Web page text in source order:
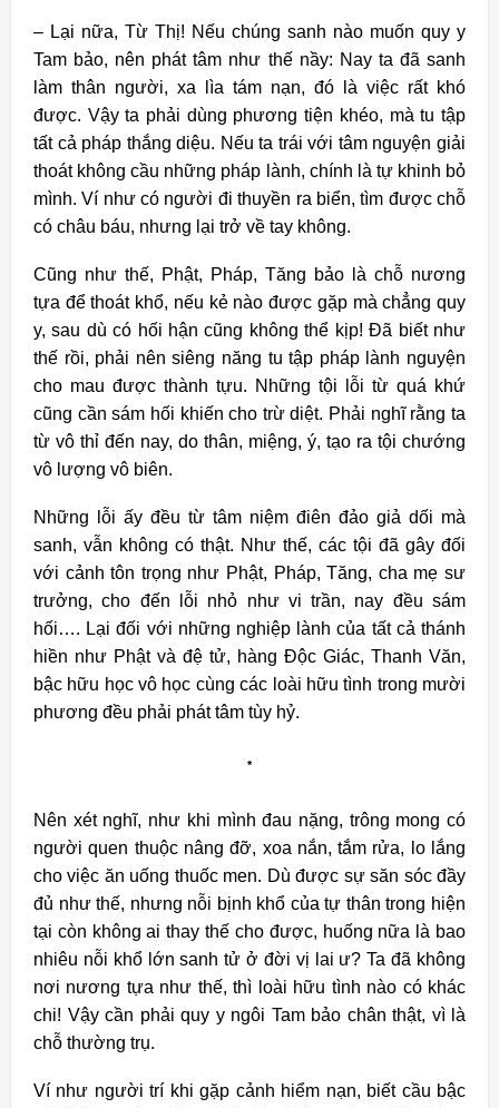
– Lại nữa, Từ Thị! Nếu chúng sanh nào muốn quy y
Tam bảo, nên phát tâm như thế nầy: Nay ta đã sanh
làm thân người, xa lìa tám nạn, đó là việc rất khó
được. Vậy ta phải dùng phương tiện khéo, mà tu tập
tất cả pháp thắng diệu. Nếu ta trái với tâm nguyện giải
thoát không cầu những pháp lành, chính là tự khinh bỏ
mình. Ví như có người đi thuyền ra biển, tìm được chỗ
có châu báu, nhưng lại trở về tay không.
Cũng như thế, Phật, Pháp, Tăng bảo là chỗ nương
tựa để thoát khổ, nếu kẻ nào được gặp mà chẳng quy
y, sau dù có hối hận cũng không thể kịp! Ðã biết như
thế rồi, phải nên siêng năng tu tập pháp lành nguyện
cho mau được thành tựu. Những tội lỗi từ quá khứ
cũng cần sám hối khiến cho trừ diệt. Phải nghĩ rằng ta
từ vô thỉ đến nay, do thân, miệng, ý, tạo ra tội chướng
vô lượng vô biên.
Những lỗi ấy đều từ tâm niệm điên đảo giả dối mà
sanh, vẫn không có thật. Như thế, các tội đã gây đối
với cảnh tôn trọng như Phật, Pháp, Tăng, cha mẹ sư
trưởng, cho đến lỗi nhỏ như vi trần, nay đều sám
hối…. Lại đối với những nghiệp lành của tất cả thánh
hiền như Phật và đệ tử, hàng Ðộc Giác, Thanh Văn,
bậc hữu học vô học cùng các loài hữu tình trong mười
phương đều phải phát tâm tùy hỷ.
*
Nên xét nghĩ, như khi mình đau nặng, trông mong có
người quen thuộc nâng đỡ, xoa nắn, tắm rửa, lo lắng
cho việc ăn uống thuốc men. Dù được sự săn sóc đầy
đủ như thế, nhưng nỗi bịnh khổ của tự thân trong hiện
tại còn không ai thay thế cho được, huống nữa là bao
nhiêu nỗi khổ lớn sanh tử ở đời vị lai ư? Ta đã không
nơi nương tựa như thế, thì loài hữu tình nào có khác
chi! Vậy cần phải quy y ngôi Tam bảo chân thật, vì là
chỗ thường trụ.
Ví như người trí khi gặp cảnh hiểm nạn, biết cầu bậc